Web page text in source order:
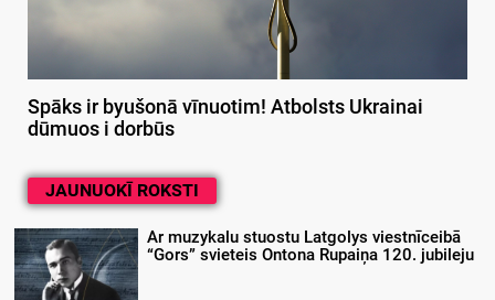
Spāks ir byušonā vīnuotim! Atbolsts Ukrainai
dūmuos i dorbūs
JAUNUOKĪ ROKSTI
Ar muzykalu stuostu Latgolys viestnīceibā
“Gors” svieteis Ontona Rupaiņa 120. jubileju